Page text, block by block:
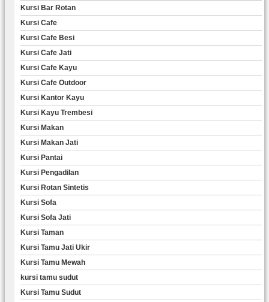
Kursi Bar Rotan
Kursi Cafe
Kursi Cafe Besi
Kursi Cafe Jati
Kursi Cafe Kayu
Kursi Cafe Outdoor
Kursi Kantor Kayu
Kursi Kayu Trembesi
Kursi Makan
Kursi Makan Jati
Kursi Pantai
Kursi Pengadilan
Kursi Rotan Sintetis
Kursi Sofa
Kursi Sofa Jati
Kursi Taman
Kursi Tamu Jati Ukir
Kursi Tamu Mewah
kursi tamu sudut
Kursi Tamu Sudut